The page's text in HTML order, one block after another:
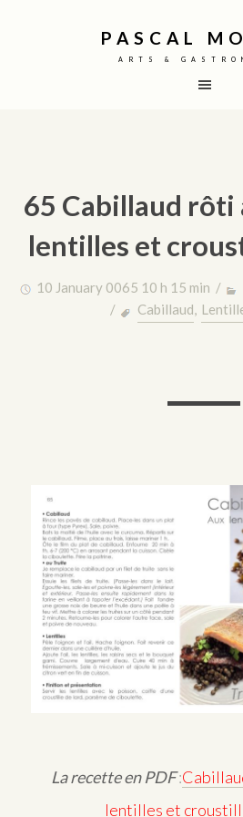
PASCAL
ARTS &
65 Cabillaud rôti
lentilles et
10 January 0065 10 h 15 min /
/
Cabillaud,
La recette en PDF:
lentilles et